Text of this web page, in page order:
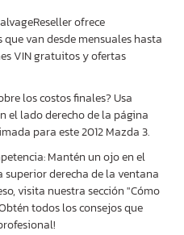
ofrece
van desde mensuales hasta
VIN gratuitos y ofertas
los costos finales? Usa
el lado derecho de la página
para este 2012 Mazda 3.
Mantén un ojo en el
derecha de la ventana
visita nuestra sección "Cómo
todos los consejos que